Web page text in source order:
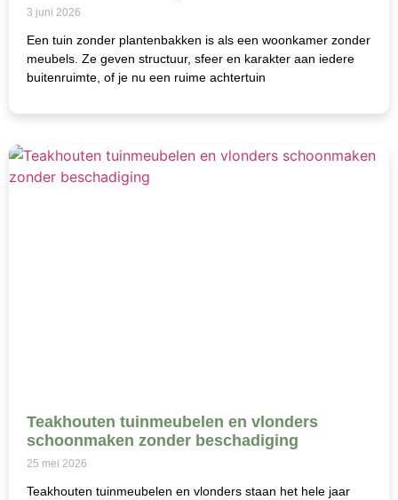
3 juni 2026
Een tuin zonder plantenbakken is als een woonkamer zonder
meubels. Ze geven structuur, sfeer en karakter aan iedere
buitenruimte, of je nu een ruime achtertuin
Teakhouten tuinmeubelen en vlonders
schoonmaken zonder beschadiging
25 mei 2026
Teakhouten tuinmeubelen en vlonders staan het hele jaar